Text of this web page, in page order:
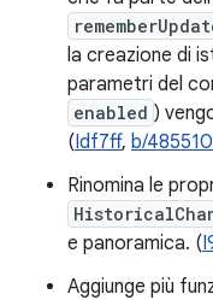
la creazione di
parametri del
enabled )
(Idf7ff, b/
Rinomina le
e panoramica. (
Aggiunge più